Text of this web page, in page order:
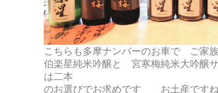
こちらも多摩ナンバーのお車で ご家
伯楽星純米吟醸と 宮寒梅純米大吟醸
は二本
のお選びでお求めです お土産です